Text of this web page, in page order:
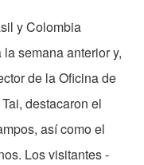
y Colombia
semana anterior y,
de la Oficina de
destacaron el
así como el
Los visitantes -